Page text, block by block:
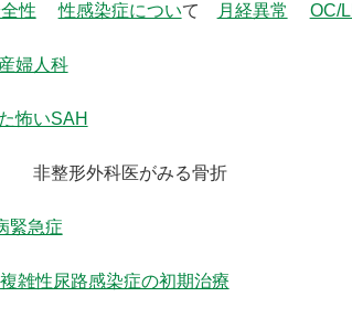
性 性感染症について 月経異常 OC/
婦人科
怖いSAH
非整形外科医がみる骨折
緊急症
複雑性尿路感染症の初期治療